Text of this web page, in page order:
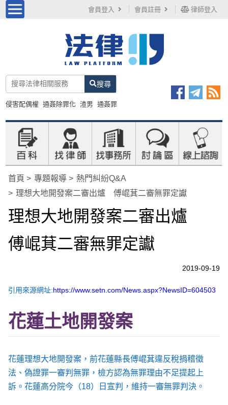
會員登入 會員註冊 律師登入
搜尋
侵害配偶權 通姦除罪化 渣男 通姦罪
首頁 專題報導
熱門糾紛Q&A
理想大地開發案二審出爐 傅崐萁二審無罪定讞
理想大地開發案二審出爐
傅崐萁二審無罪定讞
2019-09-19
引用來源網址:https://www.setn.com/News.aspx?NewsID=604503
花蓮土地開發案
花蓮理想大地開發案，前花蓮縣長傅崐萁違反稅捐稽徵
法、偽證罪一審判無罪，檢方認為無罪理由不足提起上
訴。花蓮高分院今（18）日宣判，維持一審無罪判決。